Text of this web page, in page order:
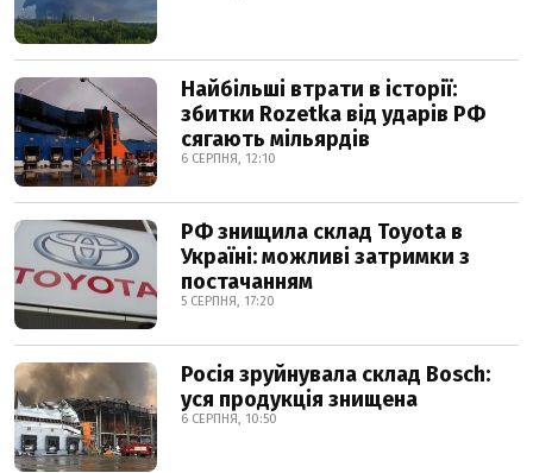
Найбільші втрати в історії:
збитки Rozetka від ударів РФ
сягають мільярдів
6 СЕРПНЯ, 12:10
РФ знищила склад Toyota в
Україні: можливі затримки з
постачанням
5 СЕРПНЯ, 17:20
Росія зруйнувала склад Bosch:
уся продукція знищена
6 СЕРПНЯ, 10:50